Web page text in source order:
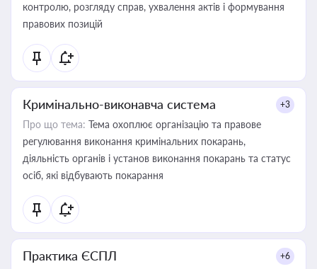
контролю, розгляду справ, ухвалення актів і формування
правових позицій
Кримінально-виконавча система +3
Про що тема: Тема охоплює організацію та правове
регулювання виконання кримінальних покарань,
діяльність органів і установ виконання покарань та статус
осіб, які відбувають покарання
Практика ЄСПЛ +6